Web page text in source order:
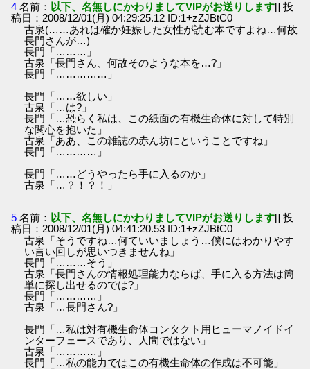
4 名前： 以下、名無しにかわりましてVIPがお送りします[] 投
稿日：2008/12/01(月) 04:29:25.12 ID:1+zZJBtC0
古泉(……あれは確か妊娠した女性が読む本ですよね…何故
長門さんが…)
長門「………」
古泉「長門さん、何故そのような本を…?」
長門「……………」
長門「……欲しい」
古泉「…は?」
長門「…恐らく私は、この紙面の有機生命体に対して特別
な関心を抱いた」
古泉「ああ、この雑誌の赤ん坊にということですね」
長門「…………」
長門「……どうやったら手に入るのか」
古泉「…？！？！」
5 名前： 以下、名無しにかわりましてVIPがお送りします[] 投
稿日：2008/12/01(月) 04:41:20.53 ID:1+zZJBtC0
古泉「そうですね…何ていいましょう…僕にはわかりやす
い言い回しが思いつきませんね」
長門「………そう」
古泉「長門さんの情報処理能力ならば、手に入る方法は簡
単に探し出せるのでは?」
長門「…………」
古泉「…長門さん?」
長門「…私は対有機生命体コンタクト用ヒューマノイドイ
ンターフェースであり、人間ではない」
古泉「…………」
長門「…私の能力ではこの有機生命体の作成は不可能」